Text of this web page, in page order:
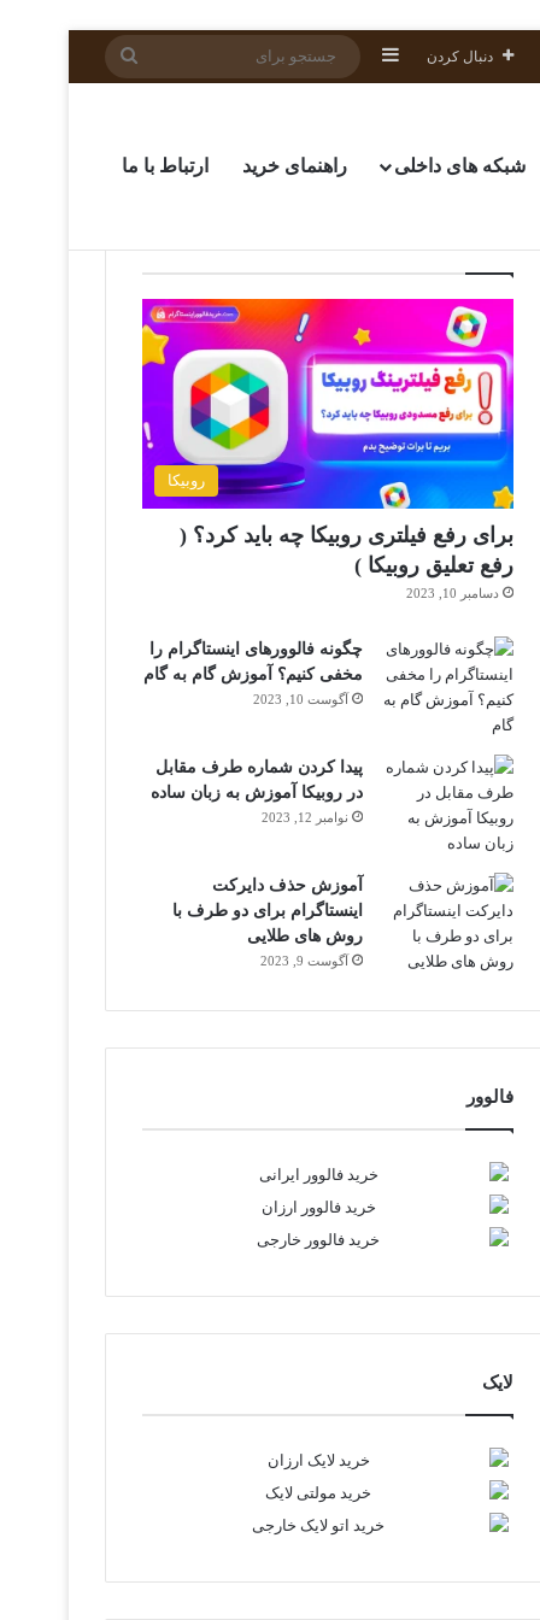
دنبال کردن سایدبار
شبکه های داخلی راهنمای خرید ارتباط با ما
روبیکا
برای رفع فیلتری روبیکا چه باید کرد؟ (
رفع تعلیق روبیکا )
دسامبر 10, 2023
چگونه فالوورهای اینستاگرام را
مخفی کنیم؟ آموزش گام به گام
آگوست 10, 2023
پیدا کردن شماره طرف مقابل
در روبیکا آموزش به زبان ساده
نوامبر 12, 2023
آموزش حذف دایرکت
اینستاگرام برای دو طرف با
روش های طلایی
آگوست 9, 2023
فالوور
لایک